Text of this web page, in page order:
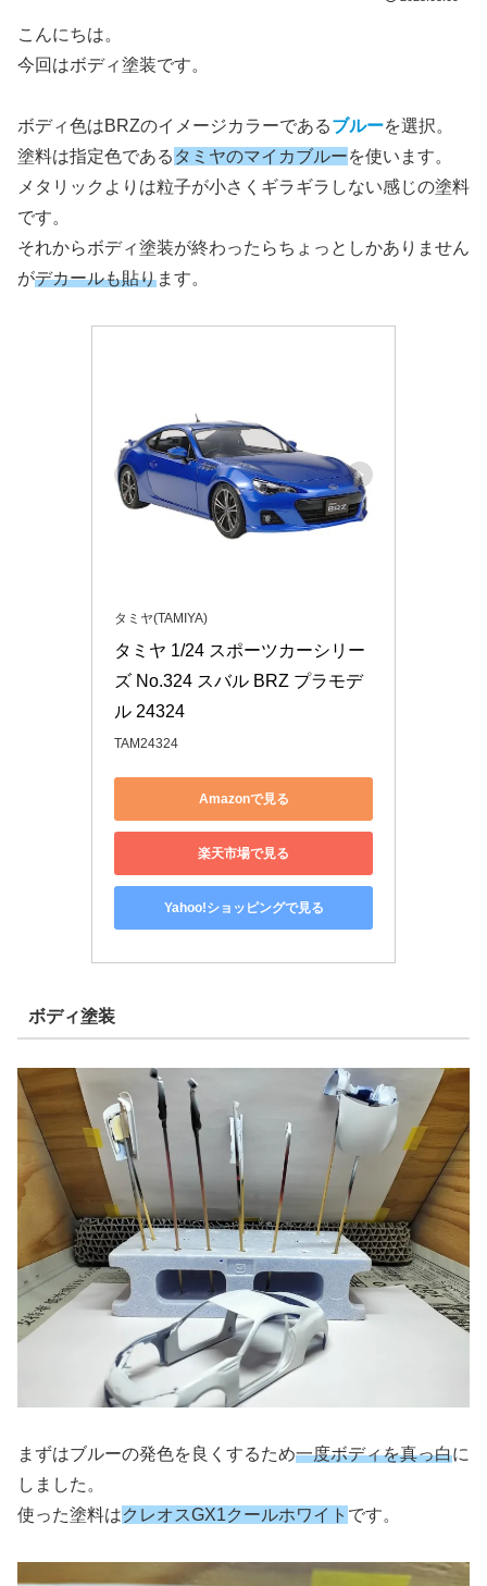
こんにちは。
今回はボディ塗装です。
ボディ色はBRZのイメージカラーであるブルーを選択。
塗料は指定色である タミヤのマイカブルーを使います。
メタリックよりは粒子が小さくギラギラしない感じの塗料
です。
それからボディ塗装が終わったらちょっとしかありません
がデカールも貼ります。
タミヤ(TAMIYA)
タミヤ 1/24 スポーツカーシリー
ズ No.324 スバル BRZ プラモデ
ル 24324
TAM24324
Amazonで見る
楽天市場で見る
Yahoo!ショッピングで見る
ボディ塗装
まずはブルーの発色を良くするため一度ボディを真っ白に
しました。
使った塗料はクレオスGX1クールホワイト です。